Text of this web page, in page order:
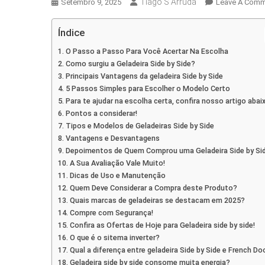
Setembro 9, 2025 Leave A
Índice
O Passo a Passo Para Você Acertar Na Escolha
Como surgiu a Geladeira Side by Side?
Principais Vantagens da geladeira Side by Side
5 Passos Simples para Escolher o Modelo Certo
Para te ajudar na escolha certa, confira nosso artigo
Pontos a considerar!
Tipos e Modelos de Geladeiras Side by Side
Vantagens e Desvantagens
Depoimentos de Quem Comprou uma Geladeira Side by
A Sua Avaliação Vale Muito!
Dicas de Uso e Manutenção
Quem Deve Considerar a Compra deste Produto?
Quais marcas de geladeiras se destacam em 2025?
Compre com Segurança!
Confira as Ofertas de Hoje para Geladeira side by side!
O que é o sitema inverter?
Qual a diferença entre geladeira Side by Side e French
Geladeira side by side consome muita energia?